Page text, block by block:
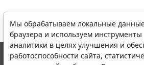
Мы обрабатываем локальные
браузера и используем инструменты
аналитики в целях улучшения и
работоспособности сайта,